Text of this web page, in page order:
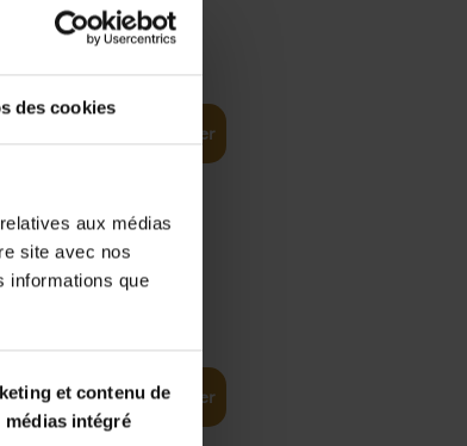
des cookies
aux médias
site avec nos
informations que
et contenu de
médias intégré
35,50
Ajouter au panier
Ajouter au panier